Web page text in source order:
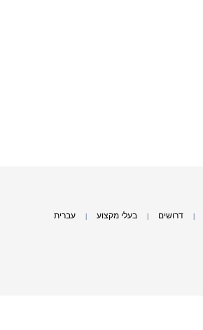
דרושים בעלי מקצוע עברית